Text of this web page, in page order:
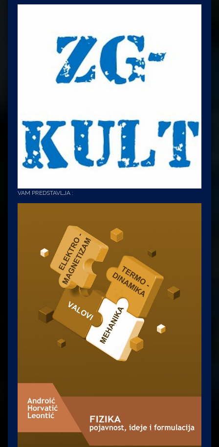
VAM PREDSTAVLJA :